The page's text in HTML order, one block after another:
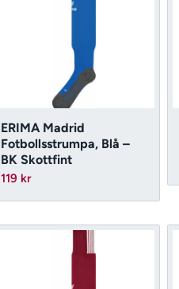
ERIMA Madrid
Fotbollsstrumpa, Blå –
BK Skottfint
119 kr